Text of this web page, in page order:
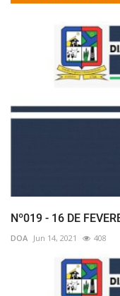
Nº019 - 16 DE
DOA Jun 14, 2021 408